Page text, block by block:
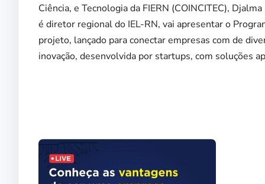
Ciência, e Tecnologia da FIERN (COINCITEC),
é diretor regional do IEL-RN, vai apresentar o
projeto, lançado para conectar empresas com de
inovação, desenvolvida por startups, com soluções